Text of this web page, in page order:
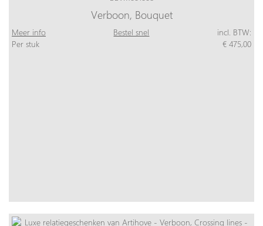
Verboon, Bouquet
Meer info Bestel snel
incl. BTW:
Per stuk
€ 475,00